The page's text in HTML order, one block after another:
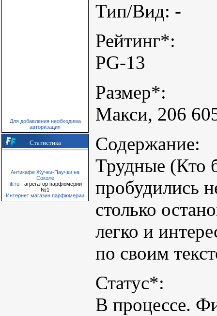
Для добавления необходима
авторизация
Статистика
Антикафе Жучки-Паучки на
Соколе
fifi.ru - агрегатор парфюмерии
№1
Интернет магазин парфюмерии
Тип/Вид: -
Рейтинг*:
PG-13
Размер*:
Макси, 206
Содержание:
Трудные (Кто
пробудились
столько
легко и
по своим
Статус*:
В процессе.